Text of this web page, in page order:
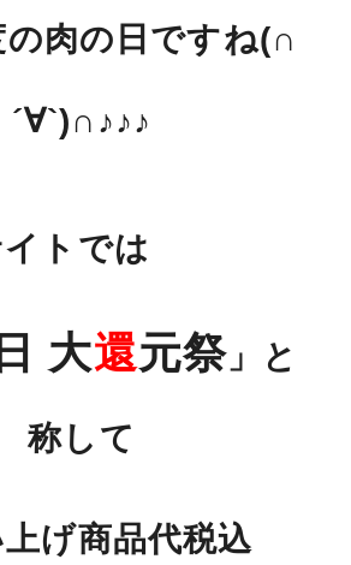
千代幻豚
肉の日ですね(∩
´∀`)∩♪♪♪
トでは
大還元祭 」と
称して
げ商品代税込